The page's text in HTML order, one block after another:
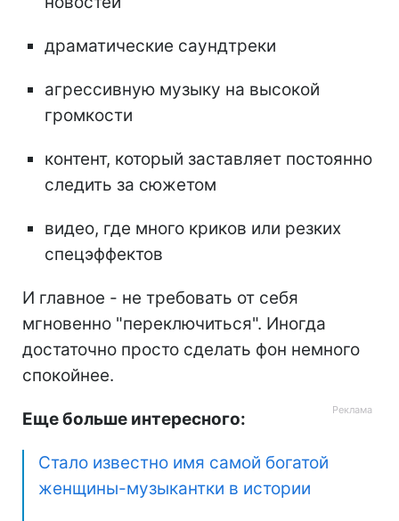
драматические саундтреки
агрессивную музыку на высокой
громкости
контент, который заставляет постоянно
следить за сюжетом
видео, где много криков или резких
спецэффектов
И главное - не требовать от себя
мгновенно "переключиться". Иногда
достаточно просто сделать фон немного
спокойнее.
Еще больше интересного:
Стало известно имя самой богатой
женщины-музыкантки в истории